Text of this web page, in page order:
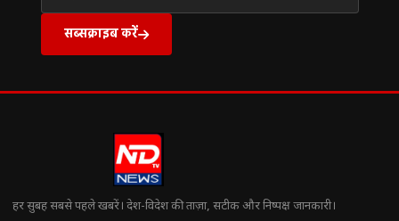
सब्सक्राइब करें
हर सुबह सबसे पहले खबरें। देश-विदेश की ताज़ा, सटीक और निष्पक्ष जानकारी।